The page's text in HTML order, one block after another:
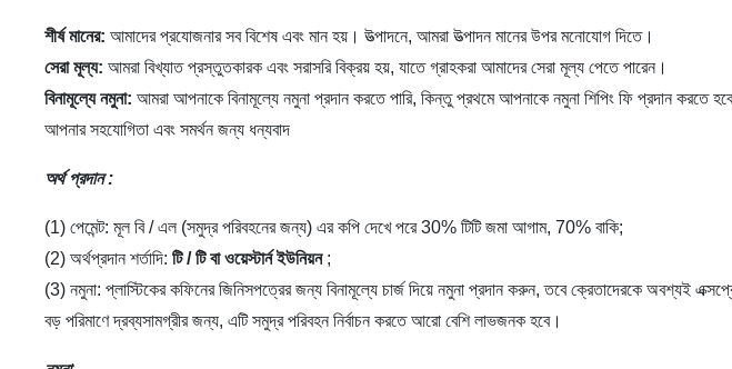
শীর্ষ মানের: আমাদের প্রযোজনার সব বিশেষ এবং মান হয়। উত্পাদনে, আমরা উত্পাদন মানের উপর মনোযোগ দিতে।
সেরা মূল্য: আমরা বিখ্যাত প্রস্তুতকারক এবং সরাসরি বিক্রয় হয়, যাতে গ্রাহকরা আমাদের সেরা মূল্য পেতে পারেন।
বিনামূল্যে নমুনা: আমরা আপনাকে বিনামূল্যে নমুনা প্রদান করতে পারি, কিন্তু প্রথমে আপনাকে নমুনা শিপিং ফি প্রদান
আপনার সহযোগিতা এবং সমর্থন জন্য ধন্যবাদ
অর্থ প্রদান :
(1) পেমেন্ট: মূল বি / এল (সমুদ্র পরিবহনের জন্য) এর কপি দেখে পরে 30% টিটি জমা আগাম, 70% বাকি;
(2) অর্থপ্রদান শর্তাদি: টি / টি বা ওয়েস্টার্ন ইউনিয়ন;
(3) নমুনা: প্লাস্টিকের কফিনের জিনিসপত্রের জন্য বিনামূল্যে চার্জ দিয়ে নমুনা প্রদান করুন, তবে ক্রেতাদেরকে অবশ্যই
বড় পরিমাণে দ্রব্যসামগ্রীর জন্য, এটি সমুদ্র পরিবহন নির্বাচন করতে আরো বেশি লাভজনক হবে।